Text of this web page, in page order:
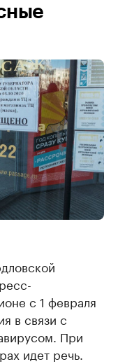
с 1 февраля
в связи с
При
идет речь.